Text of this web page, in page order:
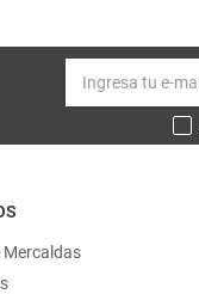
Mercaldas